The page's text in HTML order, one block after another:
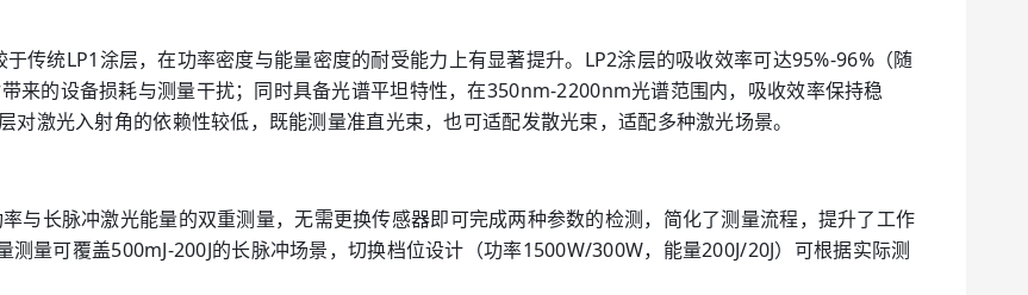
传统LP1涂层，在功率密度与能量密度的耐受能力上有显著提升。LP2涂层的吸收效率可达95%-96%（随
来的设备损耗与测量干扰；同时具备光谱平坦特性，在350nm-2200nm光谱范围内，吸收效率保持稳
对激光入射角的依赖性较低，既能测量准直光束，也可适配发散光束，适配多种激光场景。
与长脉冲激光能量的双重测量，无需更换传感器即可完成两种参数的检测，简化了测量流程，提升了工作
量可覆盖500mJ-200J的长脉冲场景，切换档位设计（功率1500W/300W，能量200J/20J）可根据实际测